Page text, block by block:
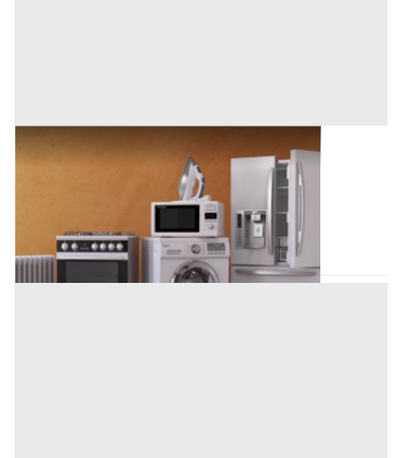
Elettrodomestici all'asta a Teolo
633 €
Codice asta:f16456c3
22/09/2026